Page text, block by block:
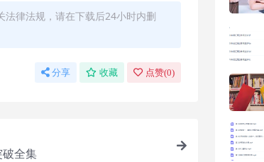
律法规，请在下载后24小时内删
分享 收藏 点赞(0)
全集